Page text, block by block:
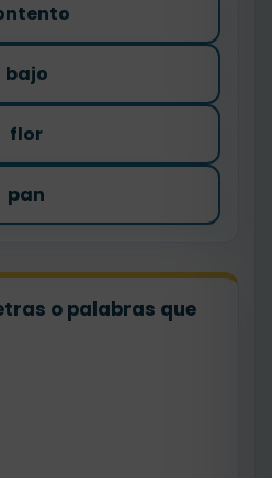
bajo
flor
pan
o palabras que